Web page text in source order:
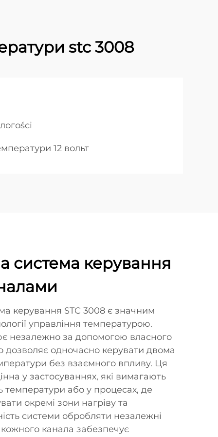
stc 3008
12 вольт
система керування
керування STC 3008 є значним
управління температурою.
незалежно за допомогою власного
дозволяє одночасно керувати двома
без взаємного впливу. Ця
у застосуваннях, які вимагають
температури або у процесах, де
окремі зони нагріву та
системи обробляти незалежні
канала забезпечує